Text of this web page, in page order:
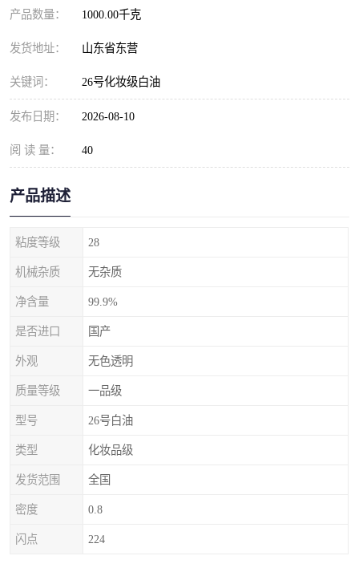
产品数量： 1000.00千克
发货地址： 山东省东营
关键词： 26号化妆级白油
发布日期： 2026-08-10
阅 读 量： 40
产品描述
粘度等级 28
机械杂质 无杂质
净含量 99.9%
是否进口 国产
外观 无色透明
质量等级 一品级
型号 26号白油
类型 化妆品级
发货范围 全国
密度 0.8
闪点 224